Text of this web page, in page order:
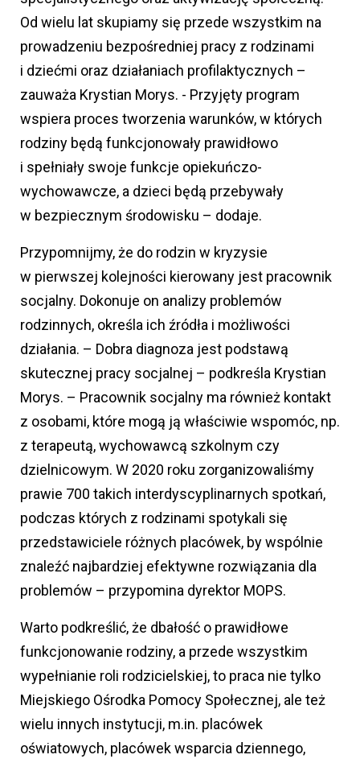
Od wielu lat skupiamy się przede wszystkim na
prowadzeniu bezpośredniej pracy z rodzinami
i dziećmi oraz działaniach profilaktycznych –
zauważa Krystian Morys. - Przyjęty program
wspiera proces tworzenia warunków, w których
rodziny będą funkcjonowały prawidłowo
i spełniały swoje funkcje opiekuńczo-
wychowawcze, a dzieci będą przebywały
w bezpiecznym środowisku – dodaje.
Przypomnijmy, że do rodzin w kryzysie
w pierwszej kolejności kierowany jest pracownik
socjalny. Dokonuje on analizy problemów
rodzinnych, określa ich źródła i możliwości
działania. – Dobra diagnoza jest podstawą
skutecznej pracy socjalnej – podkreśla Krystian
Morys. – Pracownik socjalny ma również kontakt
z osobami, które mogą ją właściwie wspomóc, np.
z terapeutą, wychowawcą szkolnym czy
dzielnicowym. W 2020 roku zorganizowaliśmy
prawie 700 takich interdyscyplinarnych spotkań,
podczas których z rodzinami spotykali się
przedstawiciele różnych placówek, by wspólnie
znaleźć najbardziej efektywne rozwiązania dla
problemów – przypomina dyrektor MOPS.
Warto podkreślić, że dbałość o prawidłowe
funkcjonowanie rodziny, a przede wszystkim
wypełnianie roli rodzicielskiej, to praca nie tylko
Miejskiego Ośrodka Pomocy Społecznej, ale też
wielu innych instytucji, m.in. placówek
oświatowych, placówek wsparcia dziennego,